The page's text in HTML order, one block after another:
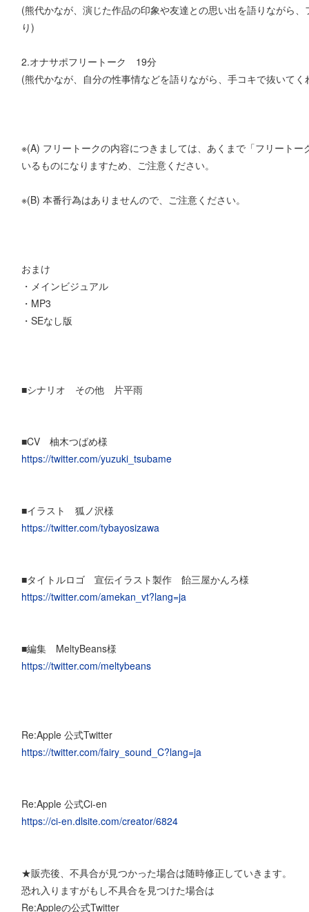
(熊代かなが、演じた作品の印象や友達との思い出を語りながら
り)
2.オナサポフリートーク 19分
(熊代かなが、自分の性事情などを語りながら、手コキで抜いて
※(A) フリートークの内容につきましては、あくまで「フリート
いるものになりますため、ご注意ください。
※(B) 本番行為はありませんので、ご注意ください。
おまけ
・メインビジュアル
・MP3
・SEなし版
■シナリオ その他 片平雨
■CV 柚木つばめ様
https://twitter.com/yuzuki_tsubame
■イラスト 狐ノ沢様
https://twitter.com/tybayosizawa
■タイトルロゴ 宣伝イラスト製作 飴三屋かんろ様
https://twitter.com/amekan_vt?lang=ja
■編集 MeltyBeans様
https://twitter.com/meltybeans
Re:Apple 公式Twitter
https://twitter.com/fairy_sound_C?lang=ja
Re:Apple 公式Ci-en
https://ci-en.dlsite.com/creator/6824
★販売後、不具合が見つかった場合は随時修正していきます。
恐れ入りますがもし不具合を見つけた場合は
Re:Appleの公式Twitter